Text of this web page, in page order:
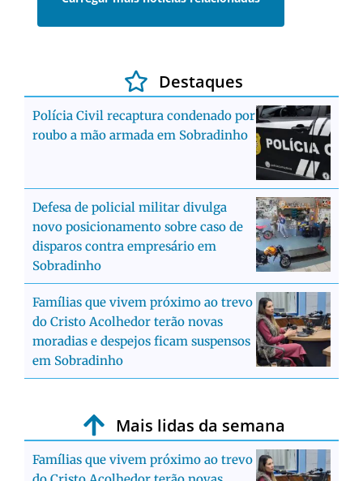
Destaques
Polícia Civil recaptura condenado por
roubo a mão armada em Sobradinho
Defesa de policial militar divulga
novo posicionamento sobre caso de
disparos contra empresário em
Sobradinho
Famílias que vivem próximo ao trevo
do Cristo Acolhedor terão novas
moradias e despejos ficam suspensos
em Sobradinho
Mais lidas da semana
Famílias que vivem próximo ao trevo